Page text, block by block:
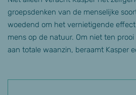
groepsdenken van de menselijke
woedend om het vernietigende
mens op de natuur. Om niet ten prooi
aan totale waanzin, beraamt Kasper